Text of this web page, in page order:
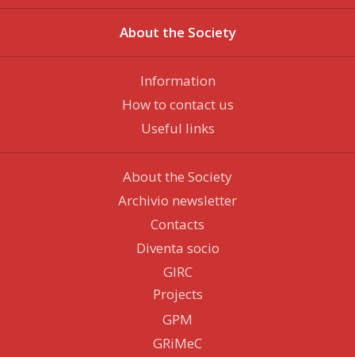
About the Society
Information
How to contact us
Useful links
About the Society
Archivio newsletter
Contacts
Diventa socio
GIRC
Projects
GPM
GRiMeC